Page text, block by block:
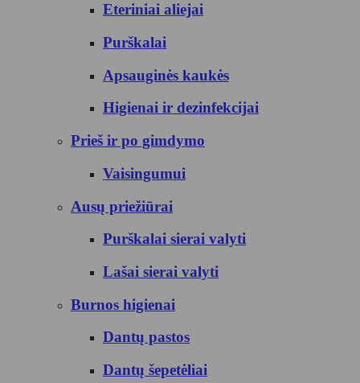
Eteriniai aliejai
Purškalai
Apsauginės kaukės
Higienai ir dezinfekcijai
Prieš ir po gimdymo
Vaisingumui
Ausų priežiūrai
Purškalai sierai valyti
Lašai sierai valyti
Burnos higienai
Dantų pastos
Dantų šepetėliai